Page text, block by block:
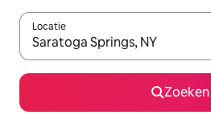
Locatie
Wanneer er suggesties
Zoeken